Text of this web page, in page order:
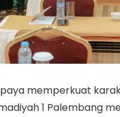
memperkuat
1 Palembang